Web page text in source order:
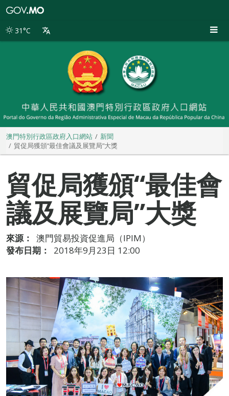
別
31°C
澳門特別行政區政府入口網站
新聞
貿促局獲頒“最佳會議及展覽局”大獎
貿促局獲頒“最佳會
議及展覽局”大獎
來源：
澳門貿易投資促進局（IPIM）
發布日期：
2018年9月23日 12:00